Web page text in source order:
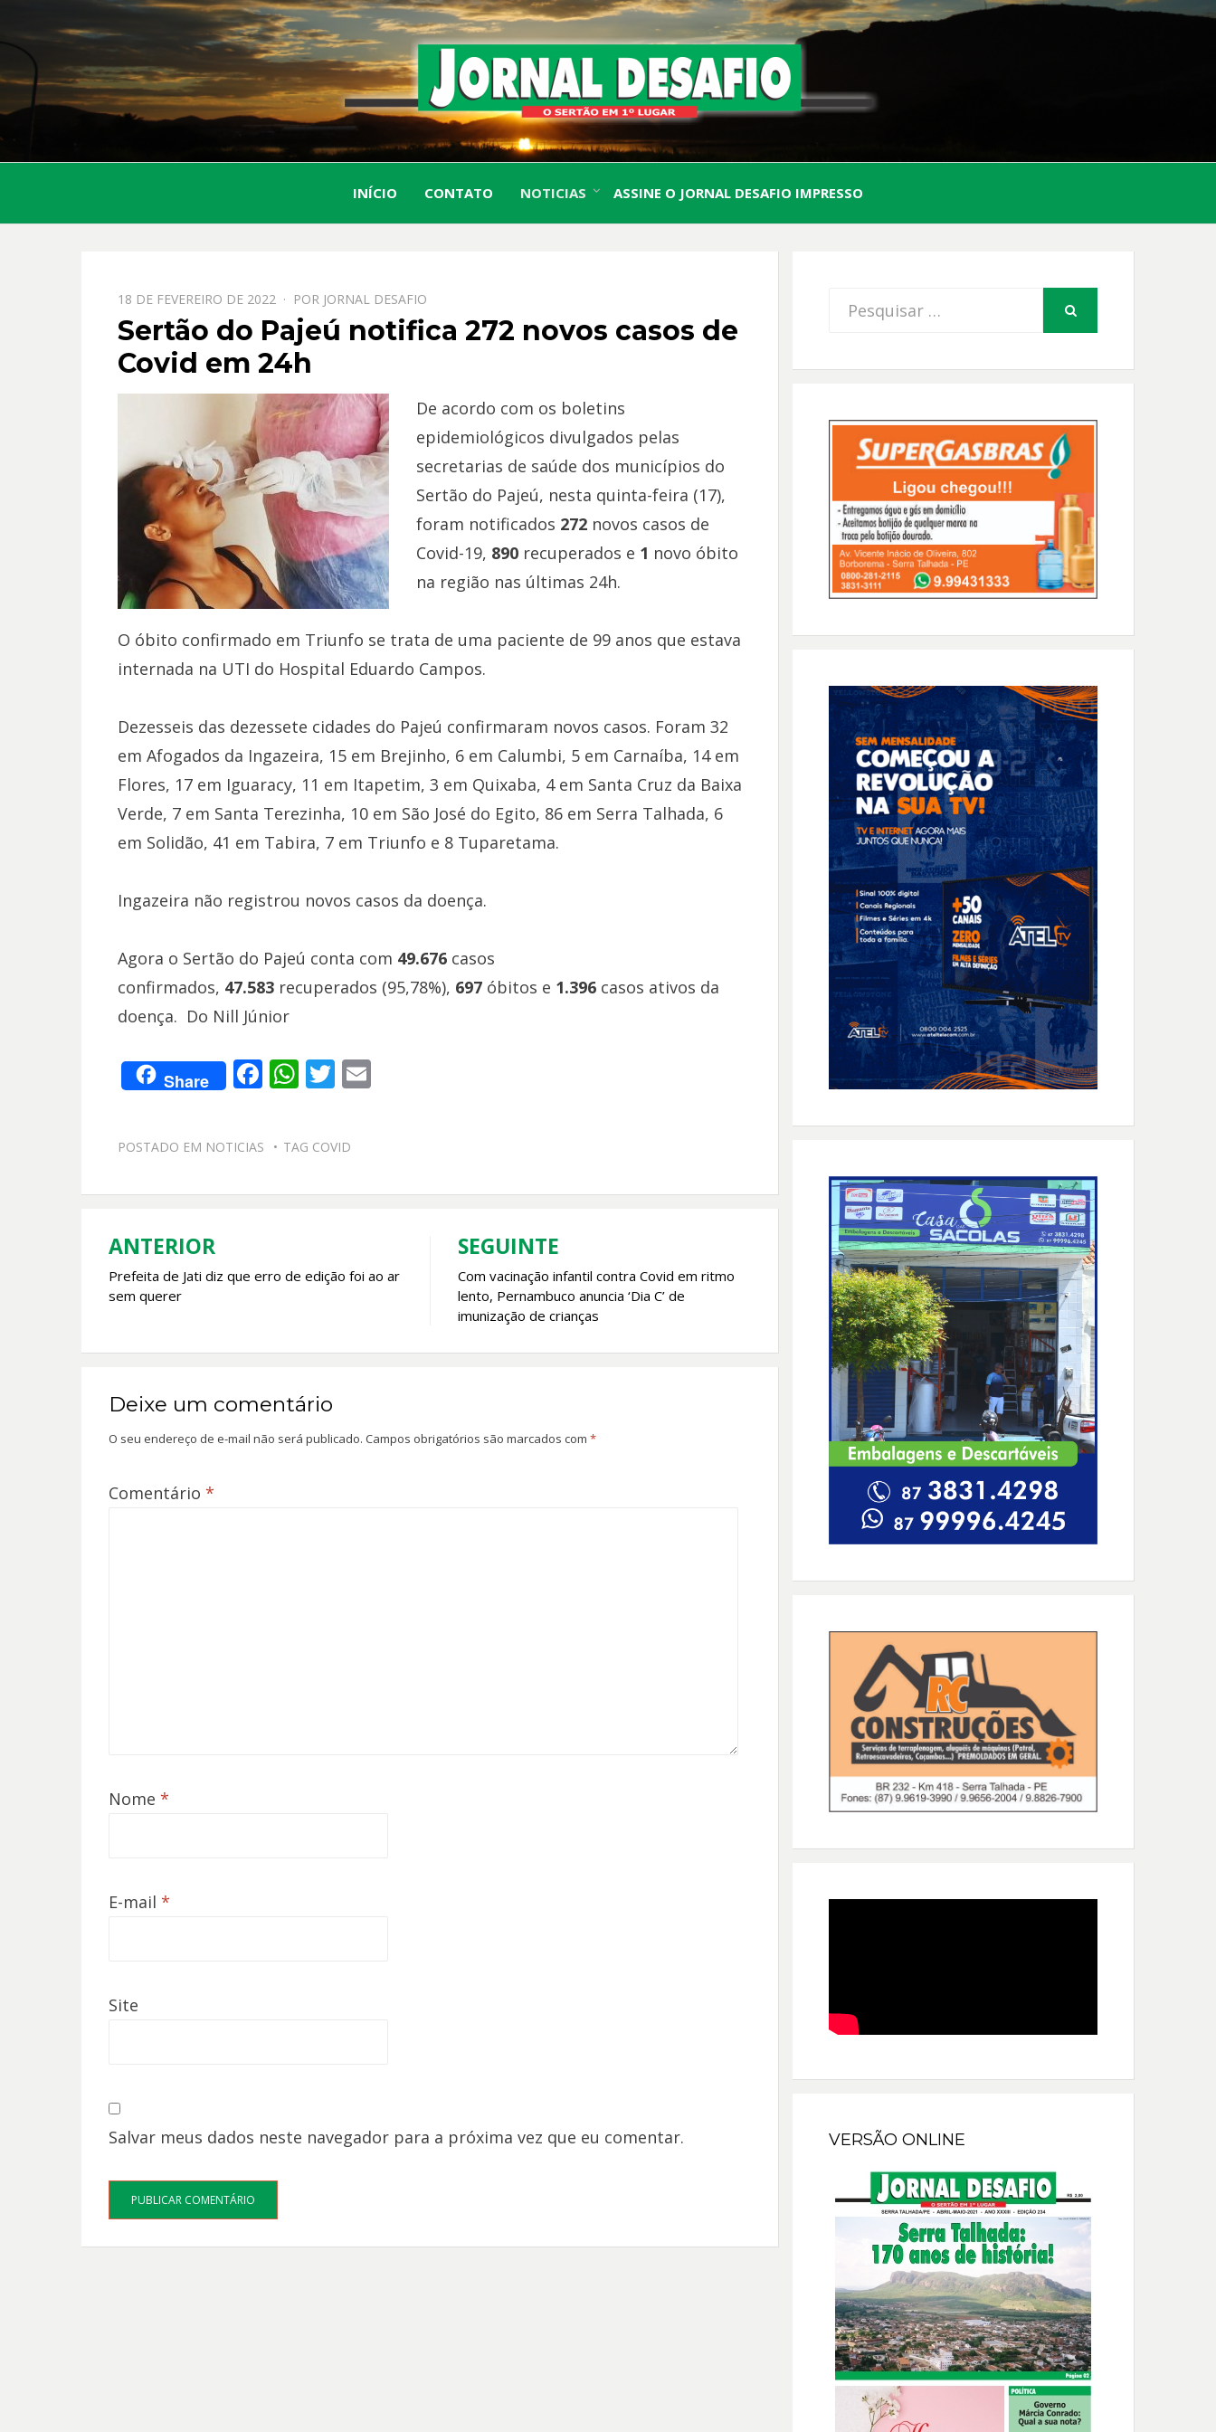
JORNAL
DESAFIO
O Sertão em 1º Lugar
INÍCIO CONTATO NOTICIAS ASSINE O JORNAL DESAFIO IMPRESSO
PPOSTADO
EM
18 DE FEVEREIRO DE 2022 POR JORNAL DESAFIO
Sertão do Pajeú notifica 272 novos casos de
Covid em 24h
De acordo com os boletins
epidemiológicos divulgados pelas
secretarias de saúde dos municípios do
Sertão do Pajeú, nesta quinta-feira (17),
foram notificados 272 novos casos de
Covid-19, 890recuperados e 1 novo óbito
na região nas últimas 24h.
O óbito confirmado em Triunfo se trata de uma paciente de 99 anos que estava
internada na UTI do Hospital Eduardo Campos.
Dezesseis das dezessete cidades do Pajeú confirmaram novos casos. Foram 32
em Afogados da Ingazeira, 15 em Brejinho, 6 em Calumbi, 5 em Carnaíba, 14 em
Flores, 17 em Iguaracy, 11 em Itapetim, 3 em Quixaba, 4 em Santa Cruz da Baixa
Verde, 7 em Santa Terezinha, 10 em São José do Egito, 86 em Serra Talhada, 6
em Solidão, 41 em Tabira, 7 em Triunfo e 8 Tuparetama.
Ingazeira não registrou novos casos da doença.
Agora o Sertão do Pajeú conta com 49.676 casos
confirmados, 47.583 recuperados (95,78%), 697 óbitos e 1.396 casos ativos da
doença. Do Nill Júnior
Share F
b
o
W
s
A
T
er
E
POSTADO EM NOTICIAS TAG COVID
Navegação
de
ANTERIOR
Prefeita de Jati diz que erro de edição foi ao ar
sem querer
SEGUINTE
Com vacinação infantil contra Covid em ritmo
lento, Pernambuco anuncia ‘Dia C’ de
imunização de crianças
Deixe um comentário
O seu endereço de e-mail não será publicado. Campos obrigatórios são marcados com *
Comentário *
Nome *
E-mail *
Site
Salvar meus dados neste navegador para a próxima vez que eu comentar.
Procurar
VERSÃO ONLINE